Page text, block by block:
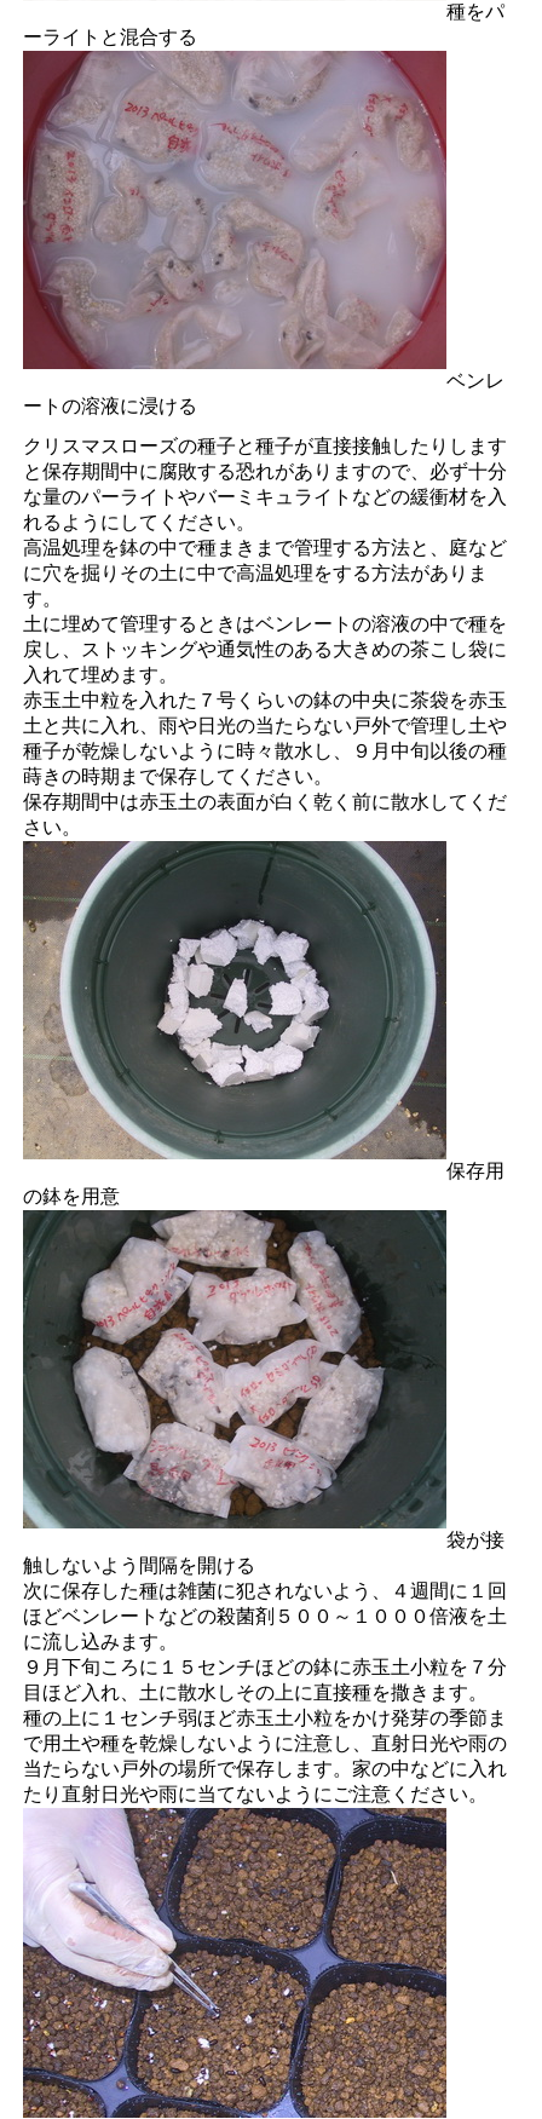
種をパ
ーライトと混合する
ベンレ
ートの溶液に浸ける
クリスマスローズの種子と種子が直接接触したりします
と保存期間中に腐敗する恐れがありますので、必ず十分
な量のパーライトやバーミキュライトなどの緩衝材を入
れるようにしてください。
高温処理を鉢の中で種まきまで管理する方法と、庭など
に穴を掘りその土に中で高温処理をする方法がありま
す。
土に埋めて管理するときはベンレートの溶液の中で種を
戻し、ストッキングや通気性のある大きめの茶こし袋に
入れて埋めます。
赤玉土中粒を入れた７号くらいの鉢の中央に茶袋を赤玉
土と共に入れ、雨や日光の当たらない戸外で管理し土や
種子が乾燥しないように時々散水し、９月中旬以後の種
蒔きの時期まで保存してください。
保存期間中は赤玉土の表面が白く乾く前に散水してくだ
さい。
保存用
の鉢を用意
袋が接
触しないよう間隔を開ける
次に保存した種は雑菌に犯されないよう、４週間に１回
ほどベンレートなどの殺菌剤５００～１０００倍液を土
に流し込みます。
９月下旬ころに１５センチほどの鉢に赤玉土小粒を７分
目ほど入れ、土に散水しその上に直接種を撒きます。
種の上に１センチ弱ほど赤玉土小粒をかけ発芽の季節ま
で用土や種を乾燥しないように注意し、直射日光や雨の
当たらない戸外の場所で保存します。家の中などに入れ
たり直射日光や雨に当てないようにご注意ください。